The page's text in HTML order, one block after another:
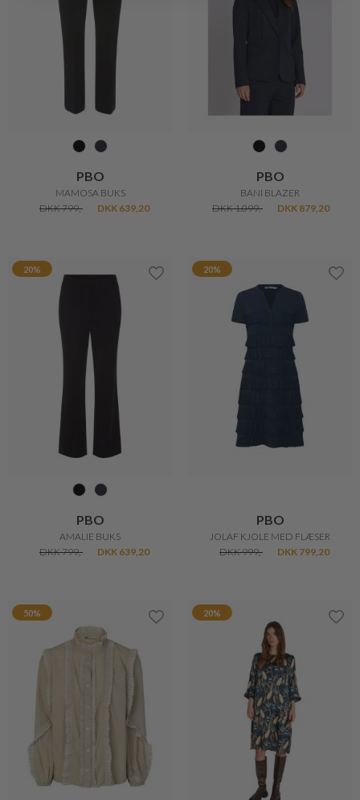
PBO
MAMOSA BUKS
DKK 799,-
DKK 639,20
PBO
BANI BLAZER
DKK 1.099,-
DKK 879,20
20%
PBO
AMALIE BUKS
DKK 799,-
DKK 639,20
20%
PBO
JOLAF KJOLE MED FLÆSER
DKK 999,-
DKK 799,20
50% 20%